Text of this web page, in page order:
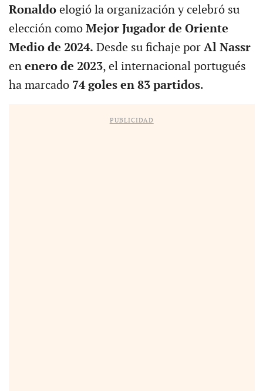
Ronaldoelogió la organización y celebró su
elección como Mejor Jugador de Oriente
Medio de 2024. Desde su fichaje por Al Nassr
en enero de 2023, el internacional portugués
ha marcado 74 goles en 83 partidos.
PUBLICIDAD